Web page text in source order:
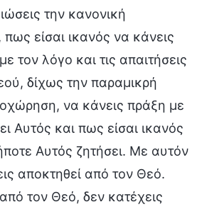
την κανονική
είσαι ικανός να κάνεις
τον λόγο και τις απαιτήσεις
δίχως την παραμικρή
να κάνεις πράξη με
Αυτός και πως είσαι ικανός
Αυτός ζητήσει. Με αυτόν
αποκτηθεί από τον Θεό.
τον Θεό, δεν κατέχεις